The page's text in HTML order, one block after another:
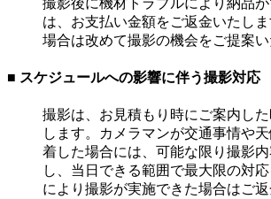
は、お支払い金額をご返金いたし
場合は改めて撮影の機会をご提案い
■ スケジュールへの影響に伴う撮影対応
撮影は、お見積もり時にご案内し
します。カメラマンが交通事情や
着した場合には、可能な限り撮影
し、当日できる範囲で最大限の対
により撮影が実施できた場合はご